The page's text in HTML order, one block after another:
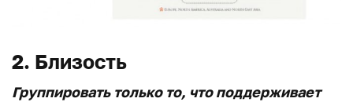
2. Близость
Группировать только то, что поддерживает